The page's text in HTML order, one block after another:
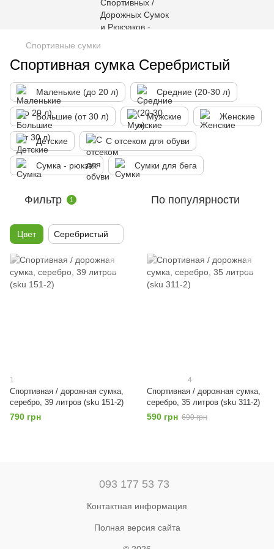
Спортивные сумки
Спортивная сумка Серебристый
Маленькие (до 20 л) Средние (20-30 л)
Большие (от 30 л) Мужские Женские
Детские С отсеком для обуви
Сумка - рюкзак Сумки для бега
Фильтр 1 По популярности
Цвет Серебристый
1
Спортивная / дорожная сумка,
серебро, 39 литров (sku 151-2)
790 грн
4
Спортивная / дорожная сумка,
серебро, 35 литров (sku 311-2)
590 грн 690 грн
093 177 53 73
Контактная информация
Полная версия сайта